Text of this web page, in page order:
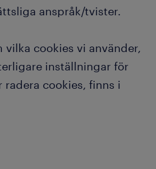
anspråk/tvister.
cookies vi använder,
inställningar för
cookies, finns i